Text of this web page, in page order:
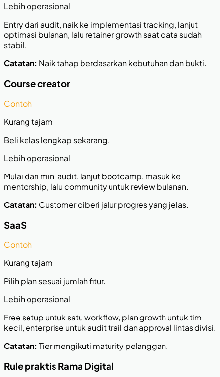
Lebih operasional
Entry dari audit, naik ke implementasi tracking, lanjut
optimasi bulanan, lalu retainer growth saat data sudah
stabil.
Catatan: Naik tahap berdasarkan kebutuhan dan bukti.
Course creator
Contoh
Kurang tajam
Beli kelas lengkap sekarang.
Lebih operasional
Mulai dari mini audit, lanjut bootcamp, masuk ke
mentorship, lalu community untuk review bulanan.
Catatan: Customer diberi jalur progres yang jelas.
SaaS
Contoh
Kurang tajam
Pilih plan sesuai jumlah fitur.
Lebih operasional
Free setup untuk satu workflow, plan growth untuk tim
kecil, enterprise untuk audit trail dan approval lintas divisi.
Catatan: Tier mengikuti maturity pelanggan.
Rule praktis Rama Digital